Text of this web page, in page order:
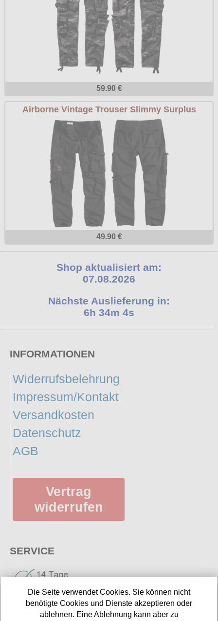
59.90 €
Airborne Vintage Trouser Slimmy Surplus
49.90 €
Shop aktualisiert am:
07.08.2026
Nächste Auslieferung in:
6h 34m 3s
INFORMATIONEN
Widerrufsbelehrung
Impressum/Kontakt
Versandkosten
Datenschutz
AGB
Vertrag
widerrufen
SERVICE
Die Seite verwendet Cookies. Sie können nicht
benötigte Cookies und Dienste akzeptieren oder
ablehnen. Eine Ablehnung kann aber zu